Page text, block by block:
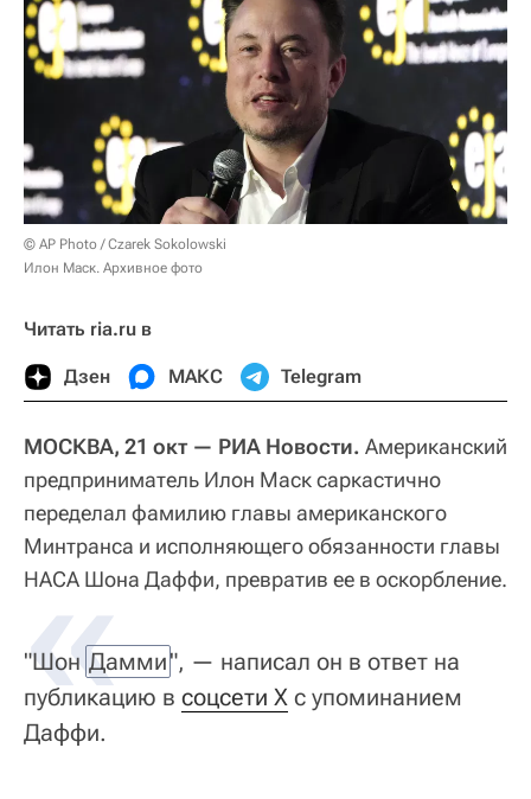
© AP Photo / Czarek Sokolowski
Илон Маск. Архивное фото
Читать ria.ru в
Дзен МАКС Telegram
МОСКВА, 21 окт — РИА Новости. Американский
предприниматель Илон Маск саркастично
переделал фамилию главы американского
Минтранса и исполняющего обязанности главы
НАСА Шона Даффи, превратив ее в оскорбление.
«
"Шон Дамми", — написал он в ответ на
публикацию в соцсети X с упоминанием
Даффи.